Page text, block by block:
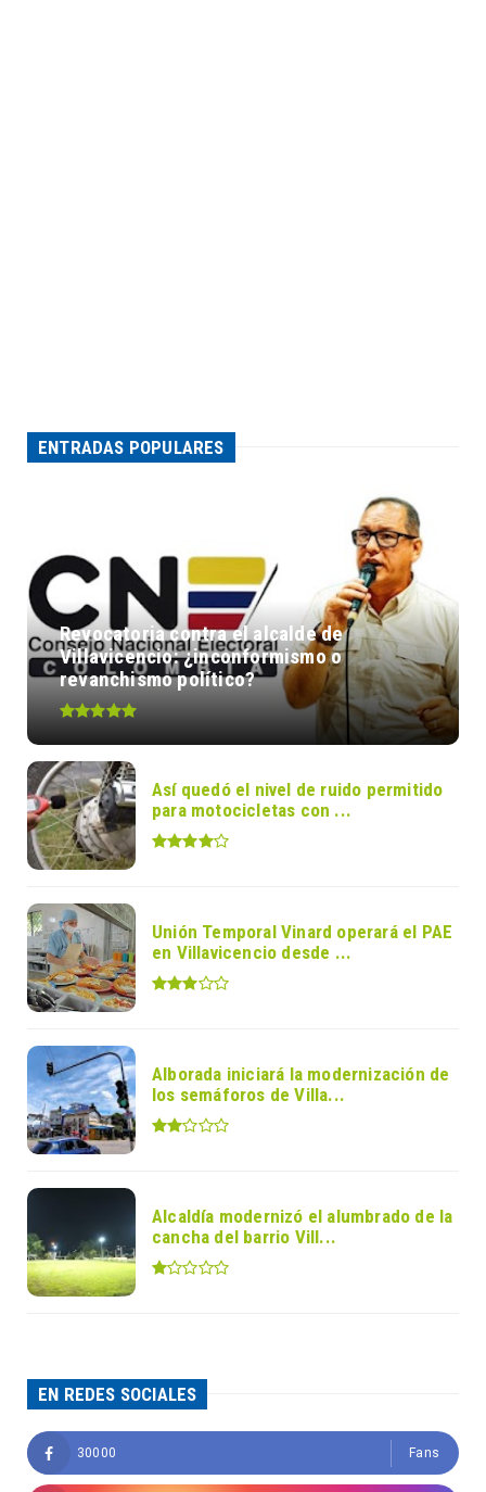
ENTRADAS POPULARES
Revocatoria contra el alcalde de
Villavicencio: ¿inconformismo o
revanchismo político?
Así quedó el nivel de ruido permitido
para motocicletas con ...
Unión Temporal Vinard operará el PAE
en Villavicencio desde ...
Alborada iniciará la modernización de
los semáforos de Villa...
Alcaldía modernizó el alumbrado de la
cancha del barrio Vill...
EN REDES SOCIALES
30000 Fans